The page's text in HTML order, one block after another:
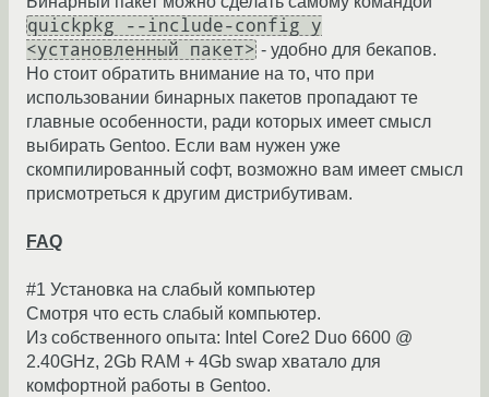
quickpkg --include-config y
<установленный пакет> - удобно для бекапов.
Но стоит обратить внимание на то, что при
использовании бинарных пакетов пропадают те
главные особенности, ради которых имеет смысл
выбирать Gentoo. Если вам нужен уже
скомпилированный софт, возможно вам имеет смысл
присмотреться к другим дистрибутивам.
FAQ
#1 Установка на слабый компьютер
Смотря что есть слабый компьютер.
Из собственного опыта: Intel Core2 Duo 6600 @
2.40GHz, 2Gb RAM + 4Gb swap хватало для
комфортной работы в Gentoo.